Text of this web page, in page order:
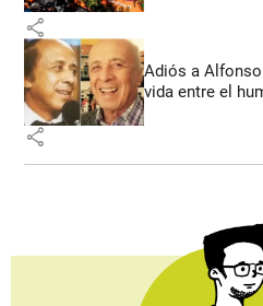
share
Adiós a
vida entre el
share